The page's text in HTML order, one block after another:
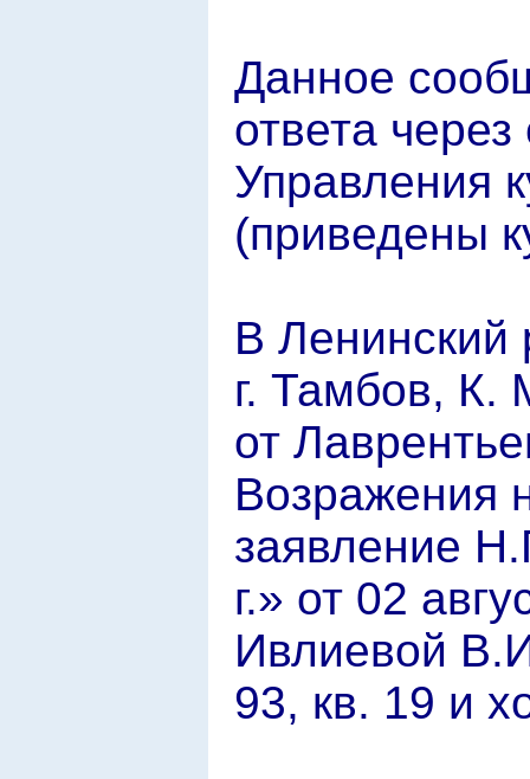
Данное
ответа
Управления
(приведены
В Ленинский
г. Тамбов, К.
от
Возражения
заявление
г.» от 02
Ивлиевой
93, кв. 19 и